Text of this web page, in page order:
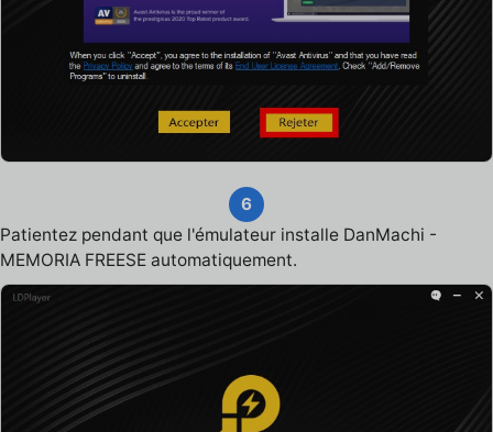
6
Patientez pendant que l'émulateur installe DanMachi -
MEMORIA FREESE automatiquement.